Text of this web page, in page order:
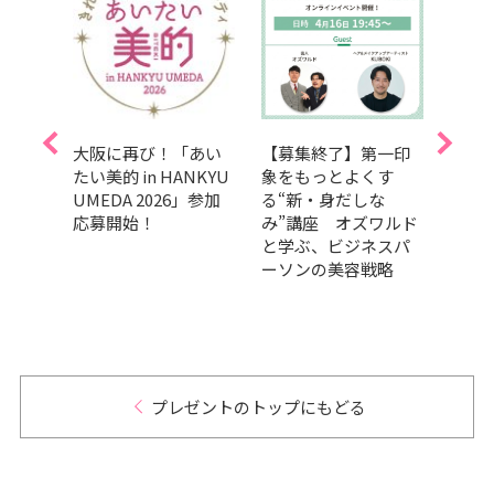
大阪に再び！「あい
たい美的 in HANKYU
UMEDA 2026」参加
応募開始！
【募集終了】第一印
象をもっとよくす
る“新・身だしな
み”講座 オズワルド
と学ぶ、ビジネスパ
ーソンの美容戦略
【抽
プレゼントのトップにもどる